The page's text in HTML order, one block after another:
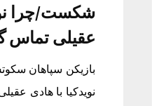
شکست/چرا
عقیلی تماس
بازیکن سپاهان